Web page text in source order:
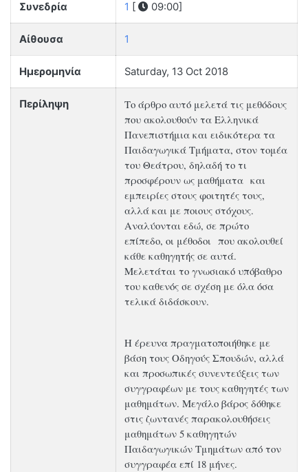
Συνεδρία 1 [ 09:00]
Αίθουσα 1
Ημερομηνία Saturday, 13 Oct 2018
Περίληψη
Το άρθρο αυτό μελετά τις μεθόδους
που ακολουθούν τα Ελληνικά
Πανεπιστήμια και ειδικότερα τα
Παιδαγωγικά Τμήματα, στον τομέα
του Θεάτρου, δηλαδή το τι
προσφέρουν ως μαθήματα και
εμπειρίες στους φοιτητές τους,
αλλά και με ποιους στόχους.
Αναλύονται εδώ, σε πρώτο
επίπεδο, οι μέθοδοι που ακολουθεί
κάθε καθηγητής σε αυτά.
Μελετάται το γνωσιακό υπόβαθρο
του καθενός σε σχέση με όλα όσα
τελικά διδάσκουν.
Η έρευνα πραγματοποιήθηκε με
βάση τους Οδηγούς Σπουδών, αλλά
και προσωπικές συνεντεύξεις των
συγγραφέων με τους καθηγητές των
μαθημάτων. Μεγάλο βάρος δόθηκε
στις ζωντανές παρακολουθήσεις
μαθημάτων 5 καθηγητών
Παιδαγωγικών Τμημάτων από τον
συγγραφέα επί 18 μήνες.